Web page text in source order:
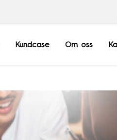
Kundcase Om oss
Sopra Steria